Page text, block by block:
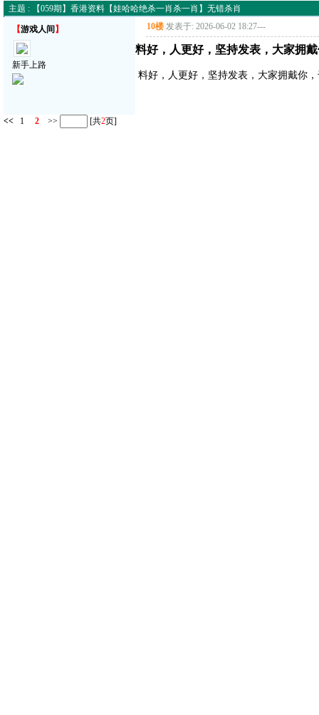
主题 : 【059期】香港资料【娃哈哈绝杀一肖杀一肖】无错杀肖
【游戏人间 】
新手上路
10楼 发表于: 2026-06-02 18:27---
料好，人更好，坚持发表，大家拥
料好，人更好，坚持发表，大家拥戴你
<< 1 2 >> [共2页]